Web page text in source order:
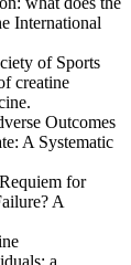
International
of Sports
creatine
Outcomes
A Systematic
for
A